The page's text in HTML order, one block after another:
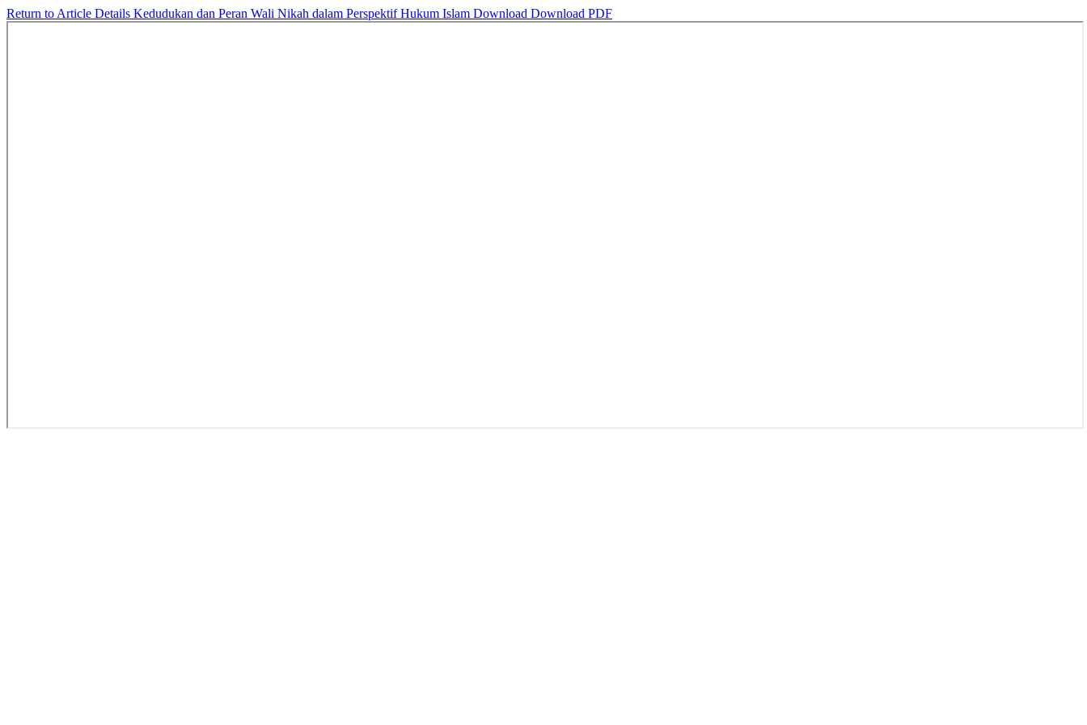
Return to Article Details Kedudukan dan Peran Wali Nikah dalam Perspektif Hukum Islam Download Download PDF